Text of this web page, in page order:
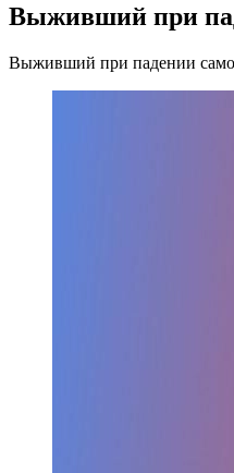
Выживший при
Выживший при падении